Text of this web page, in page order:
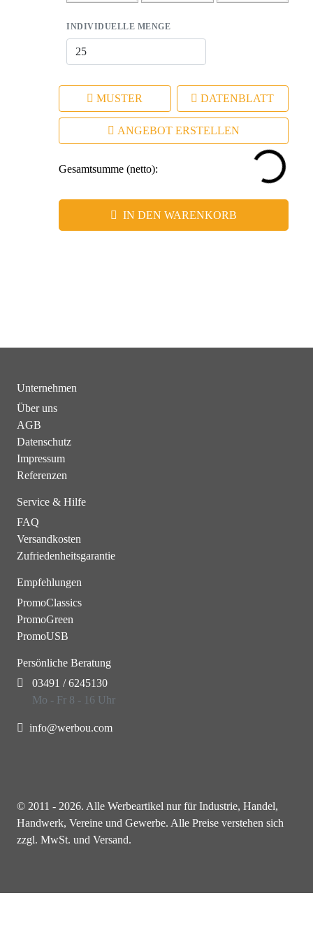
INDIVIDUELLE MENGE
MUSTER DATENBLATT
ANGEBOT ERSTELLEN
Gesamtsumme (netto):
IN DEN WARENKORB
Unternehmen
Über uns
AGB
Datenschutz
Impressum
Referenzen
Service & Hilfe
FAQ
Versandkosten
Zufriedenheitsgarantie
Empfehlungen
PromoClassics
PromoGreen
PromoUSB
Persönliche Beratung
03491 / 6245130
Mo - Fr 8 - 16 Uhr
info@werbou.com
© 2011 - 2026. Alle Werbeartikel nur für Industrie, Handel,
Handwerk, Vereine und Gewerbe. Alle Preise verstehen sich
zzgl. MwSt. und Versand.